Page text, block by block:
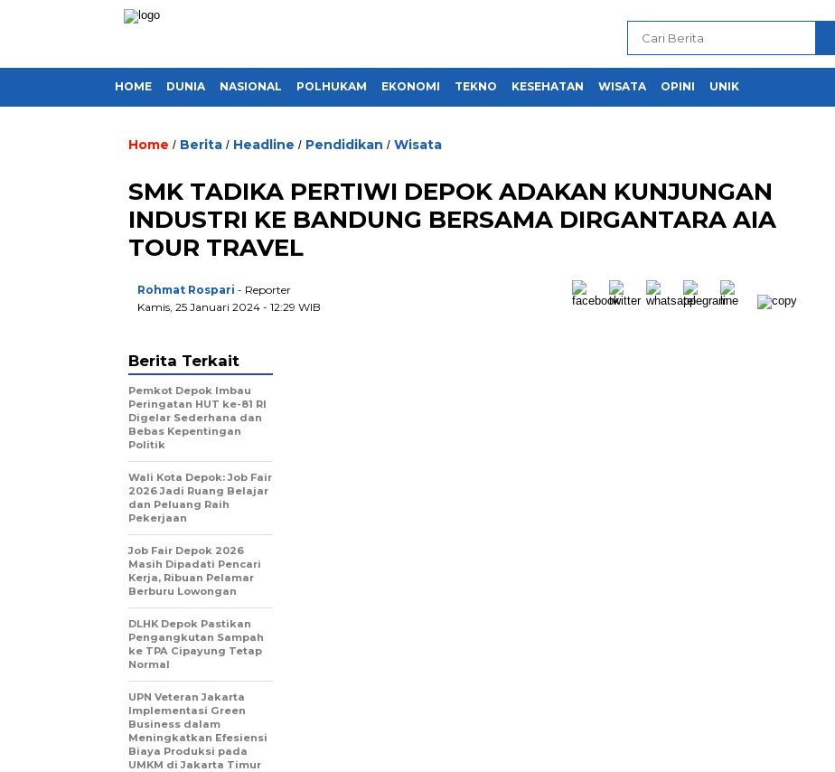
HOME DUNIA NASIONAL POLHUKAM EKONOMI TEKNO KESEHATAN WISATA OPINI UNIK
Home / Berita / Headline / Pendidikan / Wisata
SMK TADIKA PERTIWI DEPOK ADAKAN KUNJUNGAN
INDUSTRI KE BANDUNG BERSAMA DIRGANTARA AIA
TOUR TRAVEL
Rohmat Rospari - Reporter
Kamis, 25 Januari 2024 - 12:29 WIB
Berita Terkait
Pemkot Depok Imbau
Peringatan HUT ke-81 RI
Digelar Sederhana dan
Bebas Kepentingan
Politik
Wali Kota Depok: Job Fair
2026 Jadi Ruang Belajar
dan Peluang Raih
Pekerjaan
Job Fair Depok 2026
Masih Dipadati Pencari
Kerja, Ribuan Pelamar
Berburu Lowongan
DLHK Depok Pastikan
Pengangkutan Sampah
ke TPA Cipayung Tetap
Normal
UPN Veteran Jakarta
Implementasi Green
Business dalam
Meningkatkan Efesiensi
Biaya Produksi pada
UMKM di Jakarta Timur